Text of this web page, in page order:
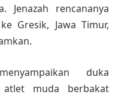
Jenazah rencananya
Gresik, Jawa Timur,
duka
muda berbakat